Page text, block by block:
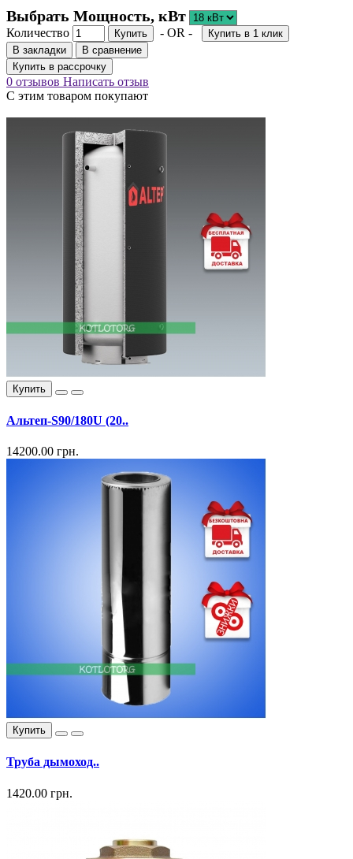
Выбрать Мощность, кВт
Количество Купить - OR -
Купить в 1 клик
В закладки
В сравнение
Купить в рассрочку
0 отзывов Написать отзыв
С этим товаром покупают
Купить
Альтеп-S90/180U (20..
14200.00 грн.
Купить
Труба дымоход..
1420.00 грн.